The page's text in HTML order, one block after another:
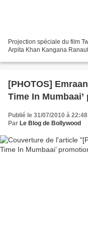
Projection spéciale du film
Arpita Khan Kangana
[PHOTOS]
Time In
Publié le 31/07/2010 à 22:48
Par Le Blog de Bollywood